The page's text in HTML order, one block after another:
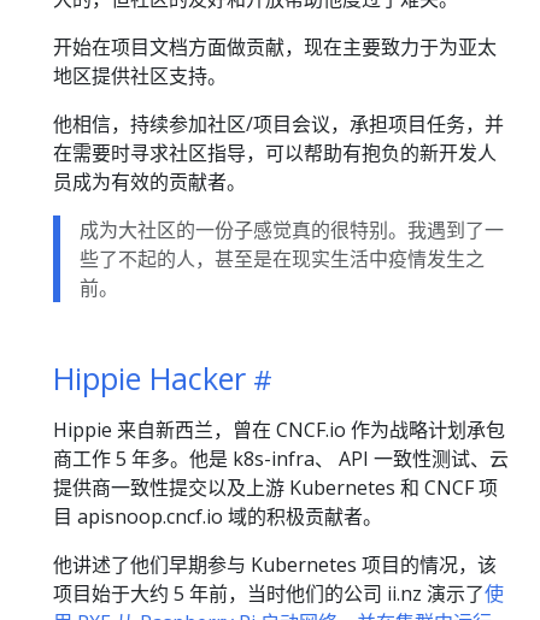
开始在项目文档方面做贡献，现在主要致力于为亚太
地区提供社区支持。
他相信，持续参加社区/项目会议，承担项目任务，并
在需要时寻求社区指导，可以帮助有抱负的新开发人
员成为有效的贡献者。
成为大社区的一份子感觉真的很特别。我遇到了一
些了不起的人，甚至是在现实生活中疫情发生之
前。
Hippie Hacker
Hippie 来自新西兰，曾在 CNCF.io 作为战略计划承包
商工作 5 年多。他是 k8s-infra、 API 一致性测试、云
提供商一致性提交以及上游 Kubernetes 和 CNCF 项
目 apisnoop.cncf.io 域的积极贡献者。
他讲述了他们早期参与 Kubernetes 项目的情况，该
项目始于大约 5 年前，当时他们的公司 ii.nz 演示了使